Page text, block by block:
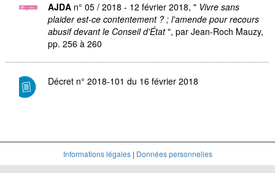
AJDA n° 05 / 2018 - 12 février 2018, "Vivre sans
plaider est-ce contentement ? ; l'amende pour recours
abusif devant le Conseil d'État", par Jean-Roch Mauzy,
pp. 256 à 260
Décret n° 2018-101 du 16 février 2018
Informations légales| Données personnelles